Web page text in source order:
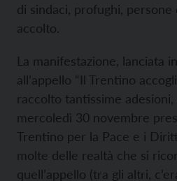
di sindaci, profughi, persone
accolto.
La manifestazione, lanciata
all’appello “Il Trentino
raccolto tantissime
mercoledì 30 novembre
Trentino per la Pace e i
molte delle realtà che si
quell’appello (tra gli altri,